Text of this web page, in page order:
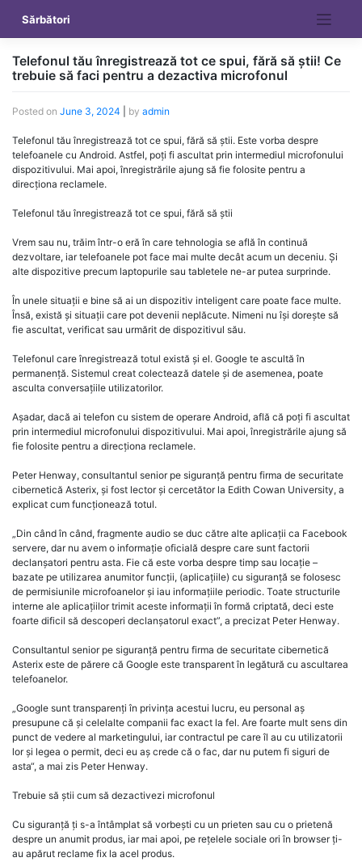
content
Sărbători
Telefonul tău înregistrează tot ce spui, fără să știi! Ce
trebuie să faci pentru a dezactiva microfonul
Posted on June 3, 2024 by admin
Telefonul tău înregistrează tot ce spui, fără să știi. Este vorba despre
telefoanele cu Android. Astfel, poți fi ascultat prin intermediul microfonului
dispozitivului. Mai apoi, înregistrările ajung să fie folosite pentru a
direcționa reclamele.
Telefonul tău înregistrează tot ce spui, fără să știi
Vrem sau nu, trăim într-o eră în care tehnologia se află în continuă
dezvoltare, iar telefoanele pot face mai multe decât acum un deceniu. Și
alte dispozitive precum laptopurile sau tabletele ne-ar putea surprinde.
În unele situații e bine să ai un dispozitiv inteligent care poate face multe.
Însă, există și situații care pot devenii neplăcute. Nimeni nu își dorește să
fie ascultat, verificat sau urmărit de dispozitivul său.
Telefonul care înregistrează totul există și el. Google te ascultă în
permanență. Sistemul creat colectează datele și de asemenea, poate
asculta conversațiile utilizatorilor.
Așadar, dacă ai telefon cu sistem de operare Android, află că poți fi ascultat
prin intermediul microfonului dispozitivului. Mai apoi, înregistrările ajung să
fie folosite pentru a direcționa reclamele.
Peter Henway, consultantul senior pe siguranță pentru firma de securitate
cibernetică Asterix, și fost lector și cercetător la Edith Cowan University, a
explicat cum funcționează totul.
„Din când în când, fragmente audio se duc către alte aplicații ca Facebook
servere, dar nu avem o informație oficială despre care sunt factorii
declanșatori pentru asta. Fie că este vorba despre timp sau locație –
bazate pe utilizarea anumitor funcții, (aplicațiile) cu siguranță se folosesc
de permisiunile microfoanelor și iau informațiile periodic. Toate structurile
interne ale aplicațiilor trimit aceste informații în formă criptată, deci este
foarte dificil să descoperi declanșatorul exact”, a precizat Peter Henway.
Consultantul senior pe siguranță pentru firma de securitate cibernetică
Asterix este de părere că Google este transparent în legătură cu ascultarea
telefoanelor.
„Google sunt transparenți în privința acestui lucru, eu personal aș
presupune că și celelalte companii fac exact la fel. Are foarte mult sens din
punct de vedere al marketingului, iar contractul pe care îl au cu utilizatorii
lor și legea o permit, deci eu aș crede că o fac, dar nu putem fi siguri de
asta“, a mai zis Peter Henway.
Trebuie să știi cum să dezactivezi microfonul
Cu siguranță ți s-a întâmplat să vorbești cu un prieten sau cu o prietenă
despre un anumit produs, iar mai apoi, pe rețelele sociale ori în browser ți-
au apărut reclame fix la acel produs.